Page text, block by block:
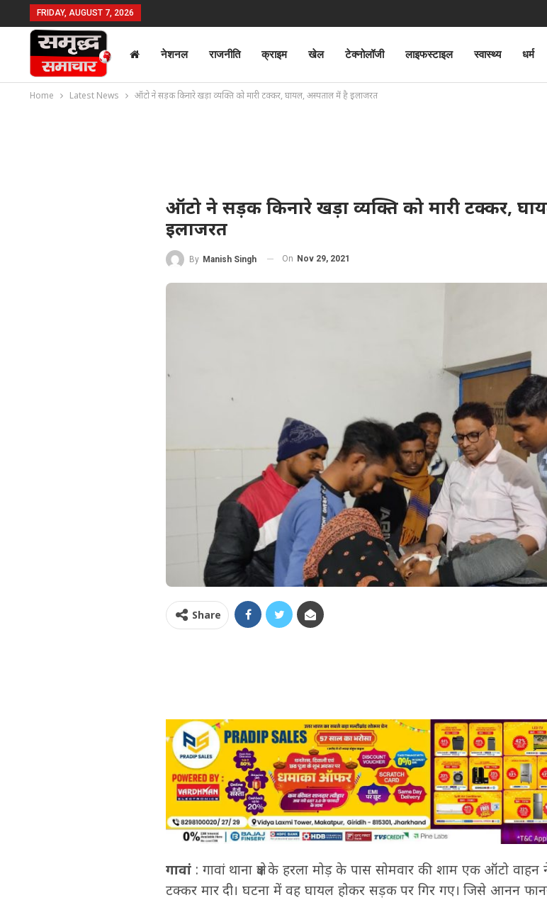
FRIDAY, AUGUST 7, 2026
नेशनल राजनीति क्राइम खेल टेक्नोलॉजी लाइफस्टाइल स्वास्थ्य धर्म
Home Latest News ऑटो ने सड़क किनारे खड़ा व्यक्ति को मारी टक्कर, घायल, अस्पताल में है इलाजरत
ऑटो ने सड़क किनारे खड़ा व्यक्ति को मारी टक्कर,
इलाजरत
By Manish Singh On Nov 29, 2021
Share
गावां : गावां थाना क्षेत्र के हरला मोड़ के पास सोमवार की शाम एक ऑटो
टक्कर मार दी। घटना में वह घायल होकर सड़क पर गिर गए। जिसे आनन